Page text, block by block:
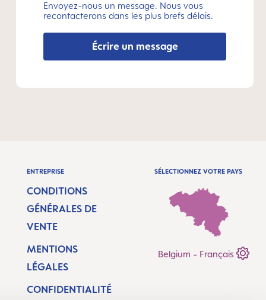
Envoyez-nous un message. Nous vous
recontacterons dans les plus brefs délais.
Écrire un message
ENTREPRISE
CONDITIONS
GÉNÉRALES DE
VENTE
MENTIONS
LÉGALES
CONFIDENTIALITÉ
SÉLECTIONNEZ VOTRE PAYS
Belgium - Français